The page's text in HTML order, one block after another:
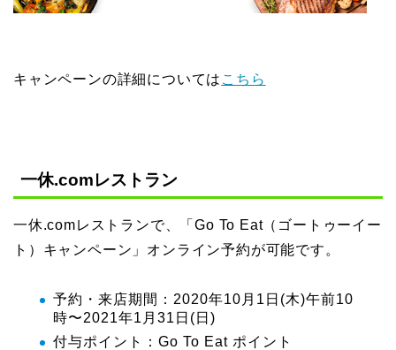
キャンペーンの詳細については こちら
一休.comレストラン
一休.comレストランで、「Go To Eat（ゴートゥーイー
ト）キャンペーン」オンライン予約が可能です。
予約・来店期間：2020年10月1日(木)午前10
時〜2021年1月31日(日)
付与ポイント：Go To Eat ポイント